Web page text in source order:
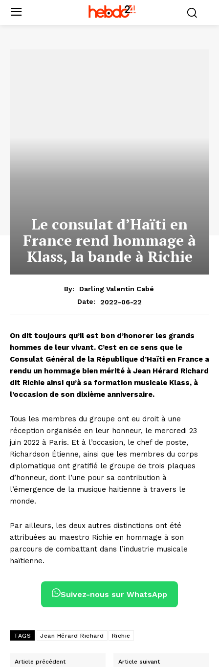
Le consulat d’Haïti en
France rend hommage à
Klass, la bande à Richie
By:
Darling Valentin Cabé
Date:
2022-06-22
On dit toujours qu’il est bon d’honorer les grands
hommes de leur vivant. C’est en ce sens que le
Consulat Général de la République d’Haïti en France a
rendu un hommage bien mérité à Jean Hérard Richard
dit Richie ainsi qu’à sa formation musicale Klass, à
l’occasion de son dixième anniversaire.
Tous les membres du groupe ont eu droit à une
réception organisée en leur honneur, le mercredi 23
juin 2022 à Paris. Et à l’occasion, le chef de poste,
Richardson Étienne, ainsi que les membres du corps
diplomatique ont gratifié le groupe de trois plaques
d’honneur, dont l’une pour sa contribution à
l’émergence de la musique haitienne à travers le
monde.
Par ailleurs, les deux autres distinctions ont été
attribuées au maestro Richie en hommage à son
parcours de combattant dans l’industrie musicale
haïtienne.
Suivez-nous sur WhatsApp
TAGS Jean Hérard Richard Richie
Article précédent Article suivant